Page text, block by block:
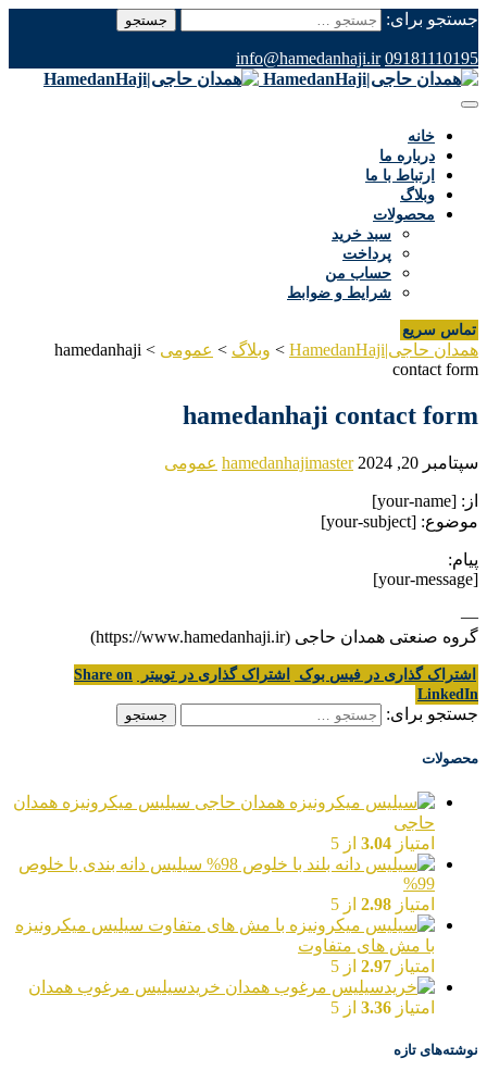
جستجو برای:
09181110195
info@hamedanhaji.ir
خانه
درباره ما
ارتباط با ما
وبلاگ
محصولات
سبد خرید
پرداخت
حساب من
شرایط و ضوابط
تماس سریع
همدان حاجی|HamedanHaji > وبلاگ > عمومی >
hamedanhaji
contact form
hamedanhaji contact form
سپتامبر 20, 2024 hamedanhajimaster عمومی
از: [your-name]
موضوع: [your-subject]
پیام:
[your-message]
—
گروه صنعتی همدان حاجی (https://www.hamedanhaji.ir)
اشتراک گذاری در فیس بوک اشتراک گذاری در توییتر
Share on
LinkedIn
جستجو برای:
محصولات
سیلیس میکرونیزه همدان
حاجی
امتیاز 3.04 از 5
سیلیس دانه بندی با خلوص
99%
امتیاز 2.98 از 5
سیلیس میکرونیزه
با مش های متفاوت
امتیاز 2.97 از 5
خریدسیلیس مرغوب همدان
امتیاز 3.36 از 5
نوشته‌های تازه